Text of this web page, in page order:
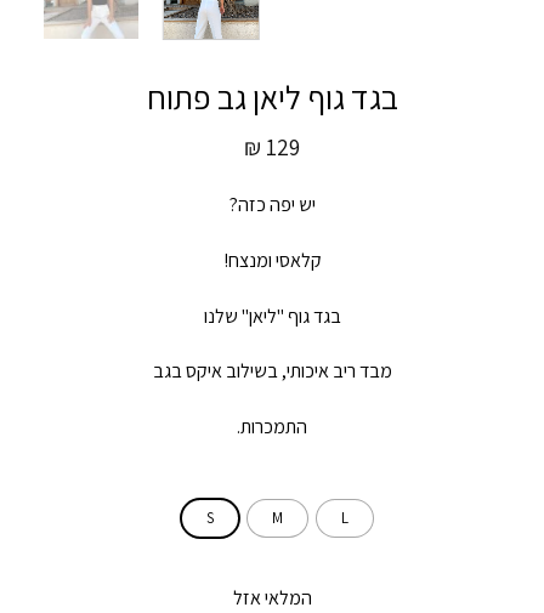
בגד גוף ליאן גב פתוח
₪ 129
יש יפה כזה?
קלאסי ומנצח!
בגד גוף "ליאן" שלנו
מבד ריב איכותי, בשילוב איקס בגב
התמכרות.
L
M
S
המלאי אזל